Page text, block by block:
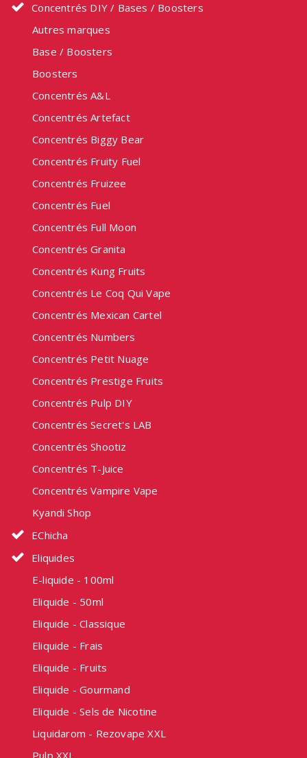
Concentrés DIY / Bases / Boosters
Autres marques
Base / Boosters
Boosters
Concentrés A&L
Concentrés Artefact
Concentrés Biggy Bear
Concentrés Fruity Fuel
Concentrés Fruizee
Concentrés Fuel
Concentrés Full Moon
Concentrés Granita
Concentrés Kung Fruits
Concentrés Le Coq Qui Vape
Concentrés Mexican Cartel
Concentrés Numbers
Concentrés Petit Nuage
Concentrés Prestige Fruits
Concentrés Pulp DIY
Concentrés Secret's LAB
Concentrés Shootiz
Concentrés T-Juice
Concentrés Vampire Vape
Kyandi Shop
EChicha
Eliquides
E-liquide - 100ml
Eliquide - 50ml
Eliquide - Classique
Eliquide - Frais
Eliquide - Fruits
Eliquide - Gourmand
Eliquide - Sels de Nicotine
Liquidarom - Rezovape XXL